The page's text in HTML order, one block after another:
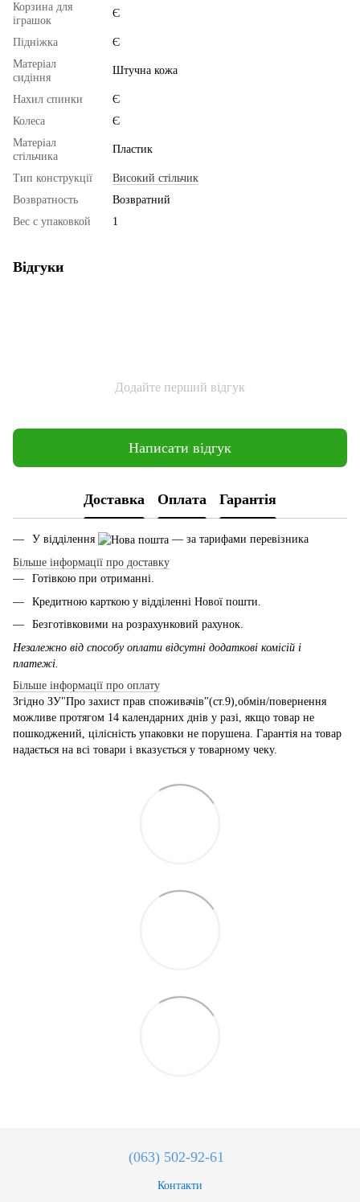
Корзина для
іграшок
Є
Підніжка
Є
Матеріал
сидіння
Штучна кожа
Нахил спинки
Є
Колеса
Є
Матеріал
стільчика
Пластик
Тип конструкції
Високий стільчик
Возвратность
Возвратний
Вес с упаковкой
1
Відгуки
Додайте перший відгук
Написати відгук
Доставка Оплата Гарантія
У відділення
— за тарифами перевізника
Більше інформації про доставку
Готівкою при отриманні.
Кредитною карткою у відділенні Нової пошти.
Безготівковими на розрахунковий рахунок.
Незалежно від способу оплати відсутні додаткові комісій і
платежі.
Більше інформації про оплату
Згідно ЗУ"Про захист прав споживачів"(ст.9),обмін/повернення
можливе протягом 14 календарних днів у разі, якщо товар не
пошкоджений, цілісність упаковки не порушена. Гарантія на товар
надається на всі товари і вказується у товарному чеку.
(063) 502-92-61
Контакти